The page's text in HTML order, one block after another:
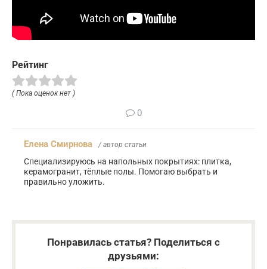
Рейтинг
( Пока оценок нет )
0
Елена Смирнова / автор статьи
Специализируюсь на напольных покрытиях: плитка,
керамогранит, тёплые полы. Помогаю выбрать и
правильно уложить.
Понравилась статья? Поделиться с
друзьями: